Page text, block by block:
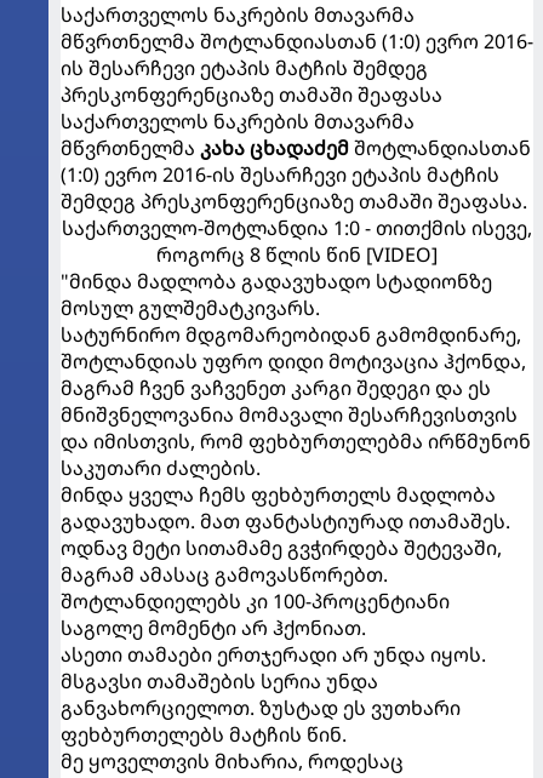
საქართველოს ნაკრების მთავარმა
მწვრთნელმა შოტლანდიასთან (1:0) ევრო 2016-
ის შესარჩევი ეტაპის მატჩის შემდეგ
პრესკონფერენციაზე თამაში შეაფასა
საქართველოს ნაკრების მთავარმა
მწვრთნელმა კახა ცხადაძემშოტლანდიასთან
(1:0) ევრო 2016-ის შესარჩევი ეტაპის მატჩის
შემდეგ პრესკონფერენციაზე თამაში შეაფასა.
საქართველო-შოტლანდია 1:0 - თითქმის ისევე,
როგორც 8 წლის წინ [VIDEO]
"მინდა მადლობა გადავუხადო სტადიონზე
მოსულ გულშემატკივარს.
სატურნირო მდგომარეობიდან გამომდინარე,
შოტლანდიას უფრო დიდი მოტივაცია ჰქონდა,
მაგრამ ჩვენ ვაჩვენეთ კარგი შედეგი და ეს
მნიშვნელოვანია მომავალი შესარჩევისთვის
და იმისთვის, რომ ფეხბურთელებმა ირწმუნონ
საკუთარი ძალების.
მინდა ყველა ჩემს ფეხბურთელს მადლობა
გადავუხადო. მათ ფანტასტიურად ითამაშეს.
ოდნავ მეტი სითამამე გვჭირდება შეტევაში,
მაგრამ ამასაც გამოვასწორებთ.
შოტლანდიელებს კი 100-პროცენტიანი
საგოლე მომენტი არ ჰქონიათ.
ასეთი თამაები ერთჯერადი არ უნდა იყოს.
მსგავსი თამაშების სერია უნდა
განვახორციელოთ. ზუსტად ეს ვუთხარი
ფეხბურთელებს მატჩის წინ.
მე ყოველთვის მიხარია, როდესაც